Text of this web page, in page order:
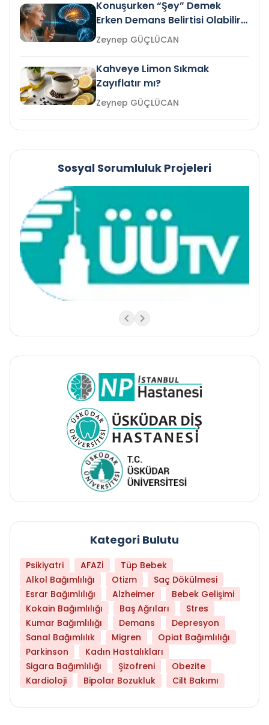
Konuşurken “Şey” Demek
Erken Demans Belirtisi Olabilir
mi?
Zeynep GÜÇLÜCAN
Kahveye Limon Sıkmak
Zayıflatır mı?
Zeynep GÜÇLÜCAN
Sosyal Sorumluluk Projeleri
Kategori Bulutu
Psikiyatri AFAZİ
Tüp Bebek
Alkol Bağımlılığı
Otizm
Saç Dökülmesi
Esrar Bağımlılığı
Alzheimer
Bebek Gelişimi
Kokain Bağımlılığı
Baş Ağrıları
Stres
Kumar Bağımlılığı
Demans
Depresyon
Sanal Bağımlılık
Migren
Opiat Bağımlılığı
Parkinson
Kadın Hastalıkları
Sigara Bağımlılığı
Şizofreni
Obezite
Kardioloji
Bipolar Bozukluk Cilt Bakımı